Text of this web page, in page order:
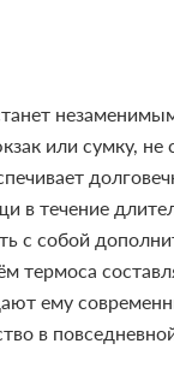
или сумку, не
в течение
с собой
термоса
ему
в